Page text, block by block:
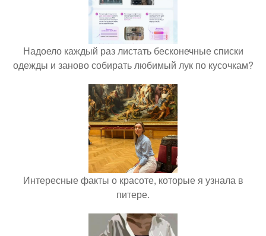
Надоело каждый раз листать бесконечные списки
одежды и заново собирать любимый лук по кусочкам?
Интересные факты о красоте, которые я узнала в
питере.